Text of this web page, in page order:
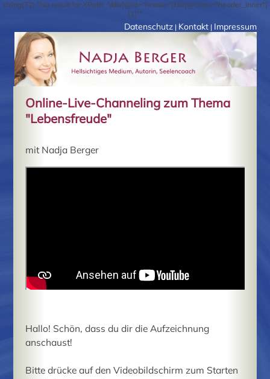
string(72) "No result for XPath: "//div[@id="header"]/div[@class="header_inner"]
[1]""
Datenschutz| Kontakt| Impressum
Online-Live-Channeling zum Thema
"Lebensfreude"
mit Nadja Berger
Hallo! Schön, dass du dir die Aufzeichnung
anschaust!
Bitte drücke auf den Videobildschirm zum Starten